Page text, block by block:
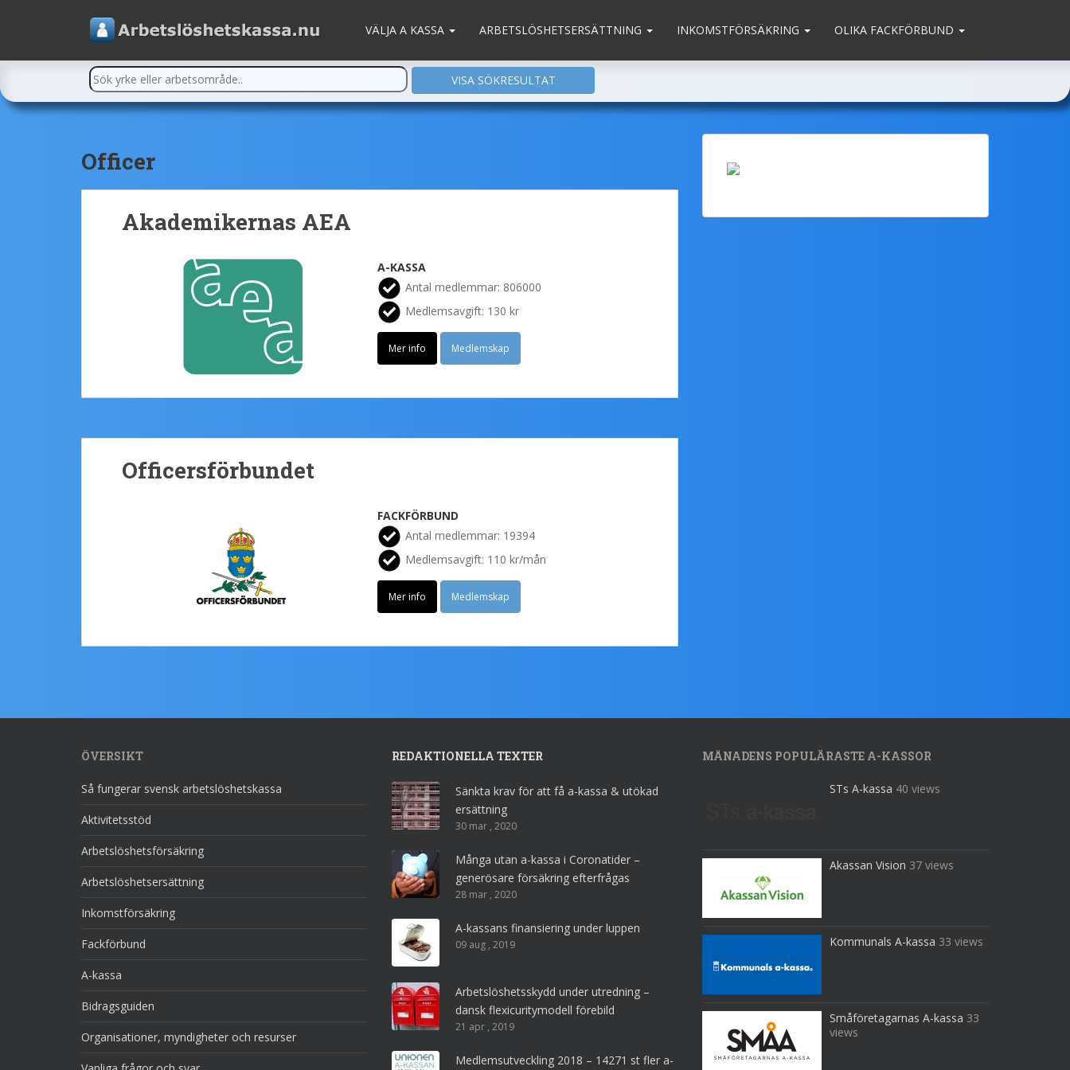
VÄLJA A KASSA ARBETSLÖSHETSERSÄTTNING INKOMSTFÖRSÄKRING OLIKA FACKFÖRBUND
Officer
Akademikernas AEA
A-KASSA
Antal medlemmar: 806000
Medlemsavgift: 130 kr
Mer info Medlemskap
Officersförbundet
FACKFÖRBUND
Antal medlemmar: 19394
Medlemsavgift: 110 kr/mån
Mer info Medlemskap
ÖVERSIKT
Så fungerar svensk arbetslöshetskassa
Aktivitetsstöd
Arbetslöshetsförsäkring
Arbetslöshetsersättning
Inkomstförsäkring
Fackförbund
A-kassa
Bidragsguiden
Organisationer, myndigheter och resurser
REDAKTIONELLA TEXTER
Sänkta krav för att få a-kassa & utökad
ersättning
30 mar , 2020
Många utan a-kassa i Coronatider –
generösare försäkring efterfrågas
28 mar , 2020
A-kassans finansiering under luppen
09 aug , 2019
Arbetslöshetsskydd under utredning –
dansk flexicuritymodell förebild
21 apr , 2019
Medlemsutveckling 2018 – 14271 st fler a-
MÅNADENS POPULÄRASTE A-KASSOR
STs A-kassa 40 views
Akassan Vision 37 views
Kommunals A-kassa 33 views
Småföretagarnas A-kassa 33
views